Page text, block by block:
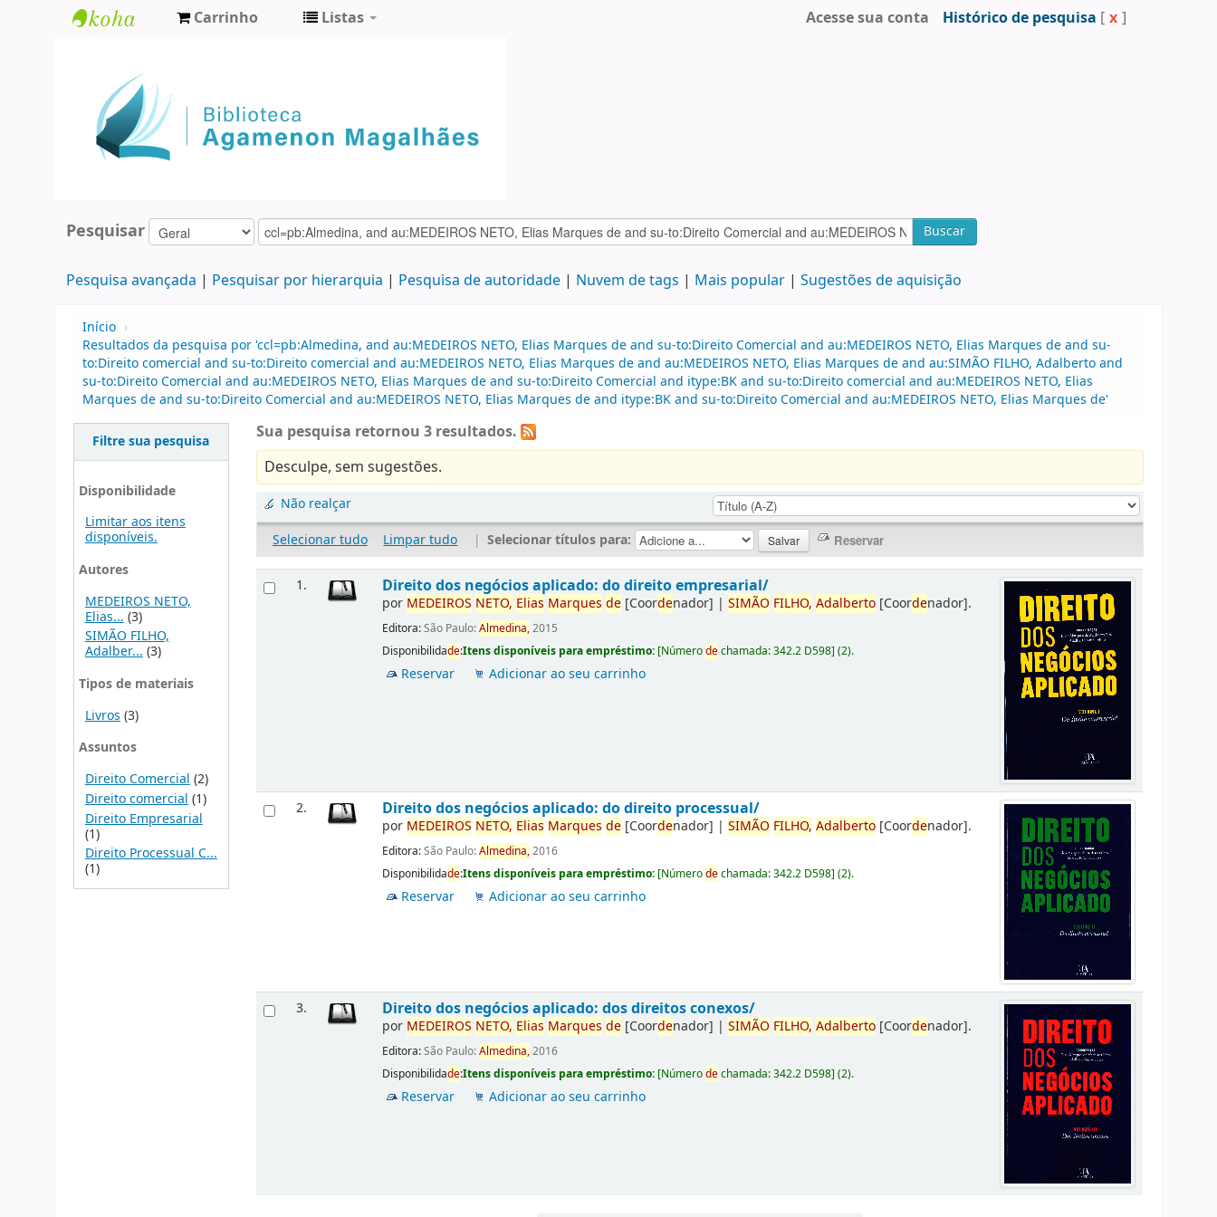
Agamenon
Magalhães
Carrinho Listas Acesse sua conta Histórico de pesquisa [ x ]
Pesquisar Buscar
Pesquisa avançada Pesquisar por hierarquia Pesquisa de autoridade Nuvem de tags Mais popular Sugestões de aquisição
Início ›
Resultados da pesquisa por 'ccl=pb:Almedina, and au:MEDEIROS NETO, Elias Marques de and su-to:Direito Comercial and au:MEDEIROS NETO, Elias Marques de and su-
to:Direito comercial and su-to:Direito comercial and au:MEDEIROS NETO, Elias Marques de and au:MEDEIROS NETO, Elias Marques de and au:SIMÃO FILHO, Adalberto and
su-to:Direito Comercial and au:MEDEIROS NETO, Elias Marques de and su-to:Direito Comercial and itype:BK and su-to:Direito comercial and au:MEDEIROS NETO, Elias
Marques de and su-to:Direito Comercial and au:MEDEIROS NETO, Elias Marques de and itype:BK and su-to:Direito Comercial and au:MEDEIROS NETO, Elias Marques de'
Filtre sua pesquisa
Disponibilidade
Limitar aos itens
disponíveis.
Autores
MEDEIROS NETO,
Elias... (3)
SIMÃO FILHO,
Adalber...(3)
Tipos de materiais
Livros (3)
Assuntos
Direito Comercial (2)
Direito comercial (1)
Direito Empresarial
(1)
Direito Processual C...
(1)
Sua pesquisa retornou 3 resultados.
Desculpe, sem sugestões.
Não realçar
Selecionar tudo
Limpar tudo | Selecionar títulos para:
1. Direito dos negócios aplicado: do direito empresarial/
por MEDEIROS NETO, Elias Marques de [Coordenador] |SIMÃO FILHO, Adalberto [Coordenador].
Editora:São Paulo:Almedina,2015
Disponibilidade:Itens disponíveis para empréstimo: [Númerodechamada:342.2 D598](2).
Reservar Adicionar ao seu carrinho
2. Direito dos negócios aplicado: do direito processual/
por MEDEIROS NETO, Elias Marques de [Coordenador] |SIMÃO FILHO, Adalberto [Coordenador].
Editora:São Paulo:Almedina,2016
Disponibilidade:Itens disponíveis para empréstimo: [Númerodechamada:342.2 D598](2).
Reservar Adicionar ao seu carrinho
3. Direito dos negócios aplicado: dos direitos conexos/
por MEDEIROS NETO, Elias Marques de [Coordenador] |SIMÃO FILHO, Adalberto [Coordenador].
Editora:São Paulo:Almedina,2016
Disponibilidade:Itens disponíveis para empréstimo: [Númerodechamada:342.2 D598](2).
Reservar Adicionar ao seu carrinho